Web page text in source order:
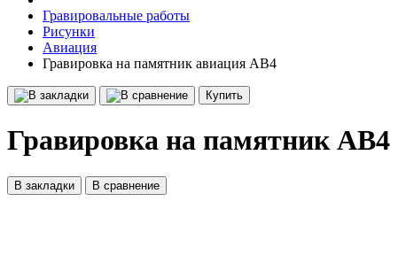
Гравировальные работы
Рисунки
Авиация
Гравировка на памятник авиация АВ4
Купить
Гравировка на памятник АВ4
В закладки В сравнение